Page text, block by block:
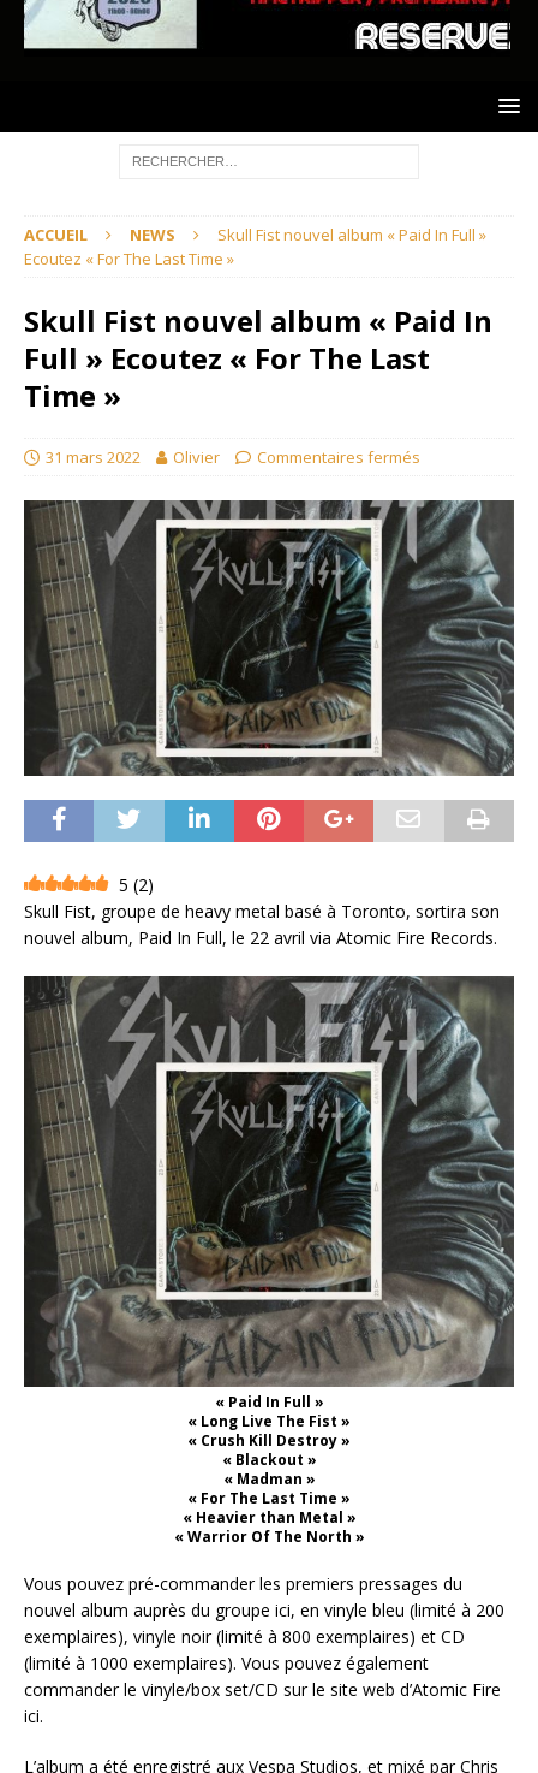
ACCUEIL NEWS
Skull Fist nouvel album « Paid In Full »
Ecoutez « For The Last Time »
Skull Fist nouvel album « Paid In
Full » Ecoutez « For The Last
Time »
31 mars 2022 Olivier Commentaires fermés
5 (2)
Skull Fist, groupe de heavy metal basé à Toronto, sortira son
nouvel album, Paid In Full, le 22 avril via Atomic Fire Records.
« Paid In Full »
« Long Live The Fist »
« Crush Kill Destroy »
« Blackout »
« Madman »
« For The Last Time »
« Heavier than Metal »
« Warrior Of The North »
Vous pouvez pré-commander les premiers pressages du
nouvel album auprès du groupe ici, en vinyle bleu (limité à 200
exemplaires), vinyle noir (limité à 800 exemplaires) et CD
(limité à 1000 exemplaires). Vous pouvez également
commander le vinyle/box set/CD sur le site web d’Atomic Fire
ici.
L’album a été enregistré aux Vespa Studios, et mixé par Chris